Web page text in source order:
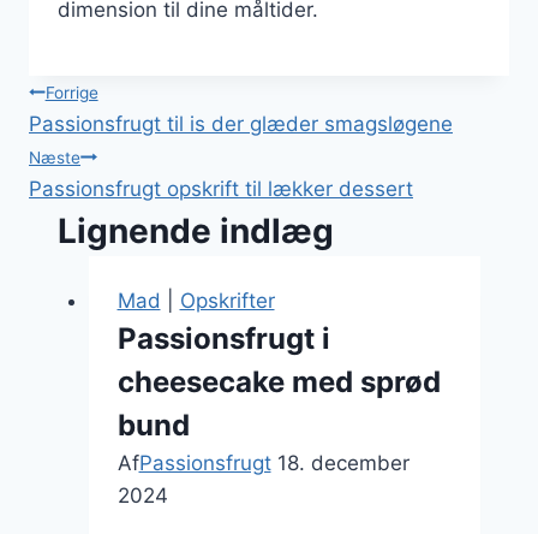
dimension til dine måltider.
Indlægsnavigation
Forrige
Passionsfrugt til is der glæder smagsløgene
Næste
Passionsfrugt opskrift til lækker dessert
Lignende indlæg
Mad Opskrifter
Passionsfrugt i
cheesecake med sprød
bund
AfPassionsfrugt 18. december
2024